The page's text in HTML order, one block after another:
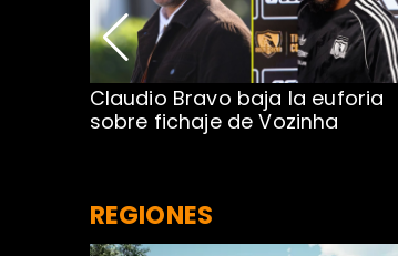
Claudio Bravo baja la euforia
sobre fichaje de Vozinha
REGIONES